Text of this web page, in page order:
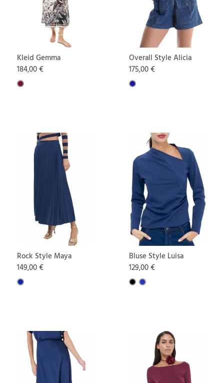
Kleid Gemma
184,00 €
Overall Style Alicia
175,00 €
Rock Style Maya
149,00 €
Bluse Style Luisa
129,00 €